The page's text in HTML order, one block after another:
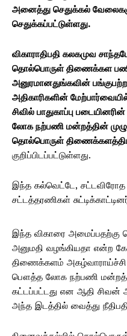
அனைத்து செதுக்கல்
செதுக்கப்பட்டுள்ளது.
விகாராதிபதி கலகமுவ
தொல்பொருள் திணைக்கள
அனுரமானதுங்கவின்
அதிகாரிகளின்
சிவில் பாதுகாப்பு
லோக நற்பணி மன்றத்தின்
தொல்பொருள்
குறிப்பிடப்பட்டுள்ளது.
இந்த கல்வெட்டே,
சட்டத்தரணிகள்
இந்த விகாரை
அனுமதி வழங்கியதா என்ற
திணைக்களம்
பௌத்த லோக நற்பணி
கட்டப்பட்டது என ஆதி
அந்த இடத்தில் வைத்து